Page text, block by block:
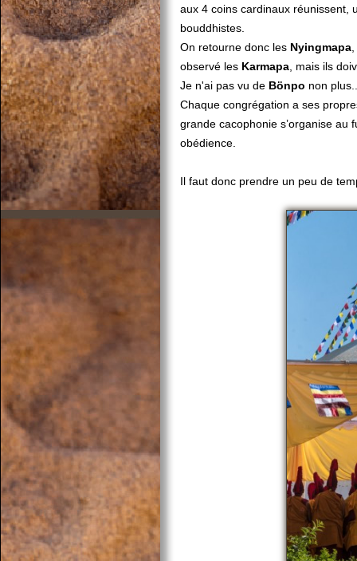
aux 4 coins cardinaux réunissent,
bouddhistes.
On retourne donc les Nyingmapa
observé les Karmapa , mais ils
Je n'ai pas vu de Bönpo non
Chaque congrégation a ses
grande cacophonie s’organise au
obédience.
Il faut donc prendre un peu de